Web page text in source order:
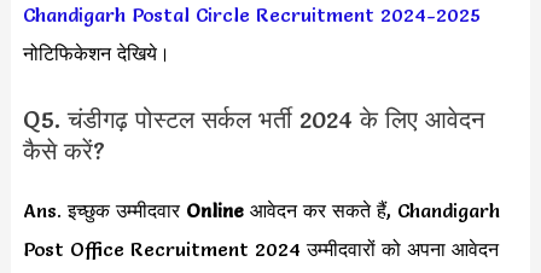
Chandigarh Postal Circle Recruitment 2024-2025
नोटिफिकेशन देखिये।
Q5. चंडीगढ़ पोस्टल सर्कल भर्ती 2024 के लिए आवेदन
कैसे करें?
Ans. इच्छुक उम्मीदवार Online आवेदन कर सकते हैं, Chandigarh
Post Office Recruitment 2024 उम्मीदवारों को अपना आवेदन